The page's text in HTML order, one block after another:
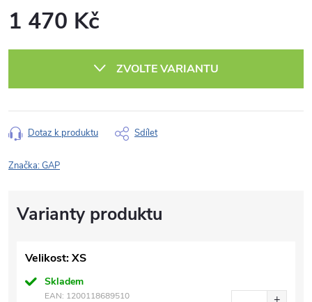
1 470 Kč
ZVOLTE VARIANTU
Dotaz k produktu Sdílet
Značka:GAP
Velikost: XS
Skladem
EAN: 1200118689510